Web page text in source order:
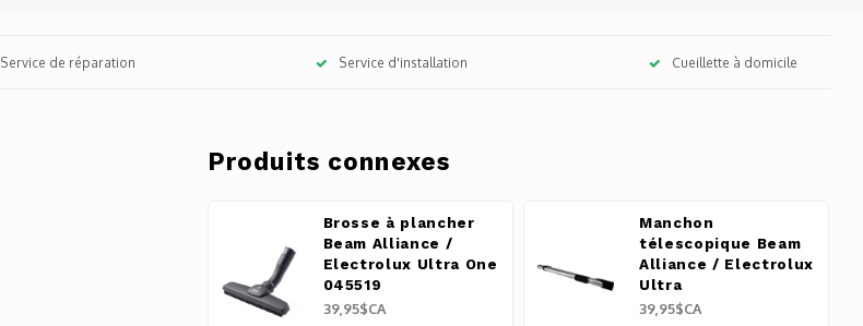
Service de réparation Service d'installation Cueillette à domicile
Produits connexes
Brosse à plancher
Beam Alliance /
Electrolux Ultra One
045519
39,95$CA
Manchon
télescopique Beam
Alliance / Electrolux
Ultra
39,95$CA